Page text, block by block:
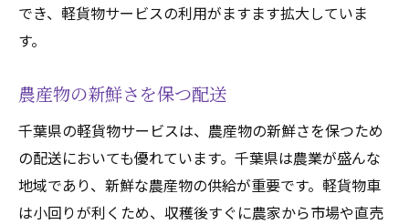
でき、軽貨物サービスの利用がますます拡大していま
す。
農産物の新鮮さを保つ配送
千葉県の軽貨物サービスは、農産物の新鮮さを保つため
の配送においても優れています。千葉県は農業が盛んな
地域であり、新鮮な農産物の供給が重要です。軽貨物車
は小回りが利くため、収穫後すぐに農家から市場や直売